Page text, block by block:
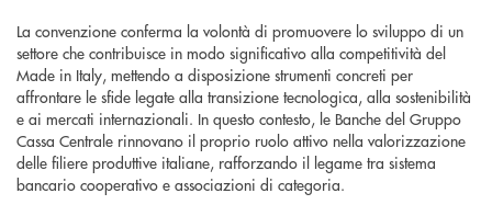
La convenzione conferma la volontà di promuovere lo sviluppo di un
settore che contribuisce in modo significativo alla competitività del
Made in Italy, mettendo a disposizione strumenti concreti per
affrontare le sfide legate alla transizione tecnologica, alla sostenibilità
e ai mercati internazionali. In questo contesto, le Banche del Gruppo
Cassa Centrale rinnovano il proprio ruolo attivo nella valorizzazione
delle filiere produttive italiane, rafforzando il legame tra sistema
bancario cooperativo e associazioni di categoria.